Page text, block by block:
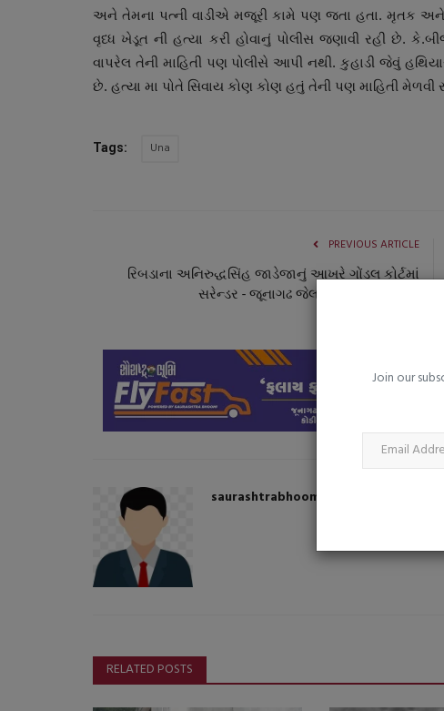
Join our
અને તેમના પત્ની વાડીએ મજૂરી કામે પણ જતા હતા. મૃતક અને
વૃધ્ધ ખેડૂત ની હત્યા કરી હોવાનું પોલીસ જણાવી રહી છે.
વાપરેલ તેની માહિતી પણ પોલીસે આપી નથી. કુહાડી જેવું
છે. હત્યા મા પોતે સિવાય કોણ કોણ હતું તેની પણ માહિતી મેળવી
Tags: Una
PREVIOUS ARTICLE
રિબડાના અનિરુદ્ધસિંહ જાડેજાનું આખરે ગોંડલ કોર્ટમાં
સરેન્ડર - જૂનાગઢ જેલ ખાતે મોકલવામાં...
saurashtrabhoomi
RELATED POSTS
'રાકા'નું અંતિમ શેડ્યૂલ શરૂ, શૂટિંગ પૂર્ણ
saurashtrabhoomi Aug 6, 2026
અલ્લુ અર્જુન સાથેની મેગા બજેટ ફિલ્મનું શૂટિંગ સપ્ટેમ્બરમાં પૂર્ણ
થવાની શક્યતા, ત્યારબાદ...